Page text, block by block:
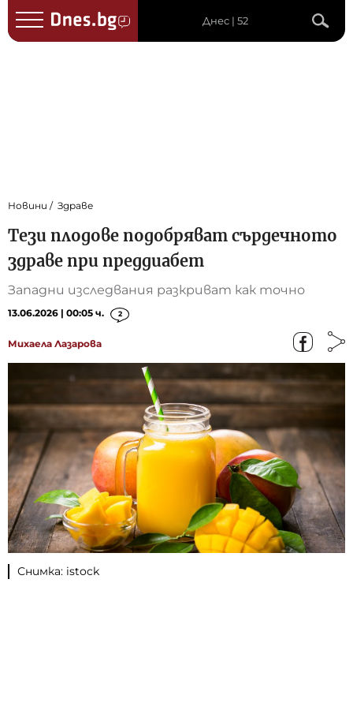
Днес | 52
Новини Здраве
Тези плодове подобряват сърдечното
здраве при преддиабет
Западни изследвания разкриват как точно
13.06.2026 | 00:05 ч. 2
Михаела Лазарова
Снимка: istock